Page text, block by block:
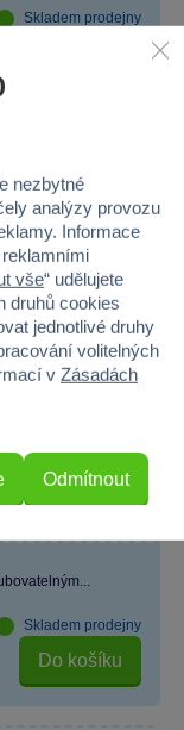
Skladem prodejny
Skladem prodejny
Do košíku
nezbytné
analýzy provozu
Informace
vše“ udělujete
druhů cookies
jednotlivé druhy
volitelných
v Zásadách
Odmítnout